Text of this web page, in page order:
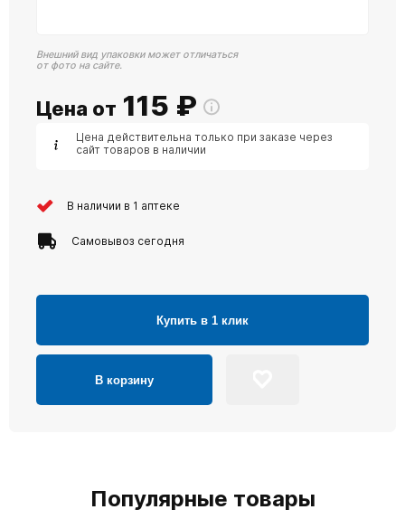
Внешний вид упаковки может отличаться
от фото на сайте.
Цена от 115 ₽
Цена действительна только при заказе через
сайт товаров в наличии
В наличии в 1 аптеке
Самовывоз сегодня
Купить в 1 клик
В корзину
Популярные товары